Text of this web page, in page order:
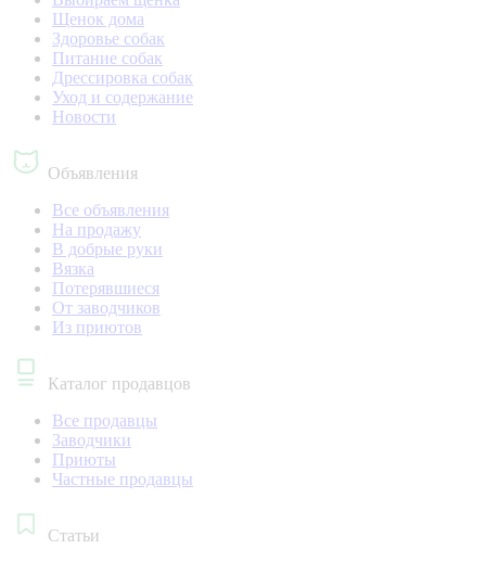
Щенок дома
Здоровье собак
Питание собак
Дрессировка собак
Уход и содержание
Новости
Объявления
Все объявления
На продажу
В добрые руки
Вязка
Потерявшиеся
От заводчиков
Из приютов
Каталог продавцов
Все продавцы
Заводчики
Приюты
Частные продавцы
Статьи